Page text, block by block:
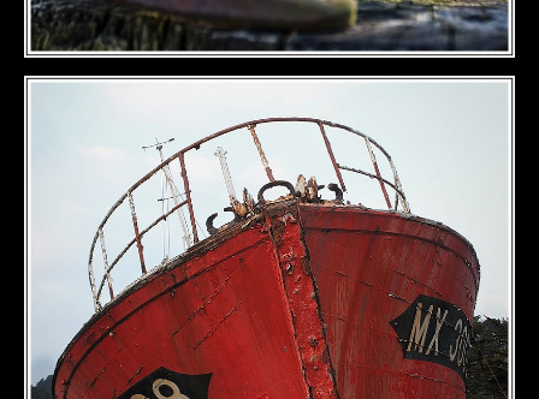
DÉTAILS